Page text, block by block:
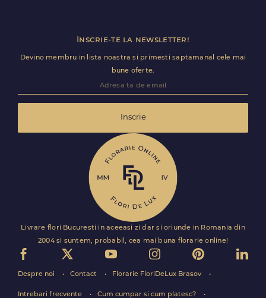
Inscrie-te la newsletter!
Devino membru in lista noastra si primesti saptamanal cele mai
bune oferte.
Inscrie
Livrare flori Bucuresti in aceeasi zi dar si oriunde in Romania din
2004 si suntem, probabil, cea mai buna florarie online!
Despre noi Contact Florarie FloriDeLux Brasov
Intrebari frecvente Cum cumpar si cum platesc?